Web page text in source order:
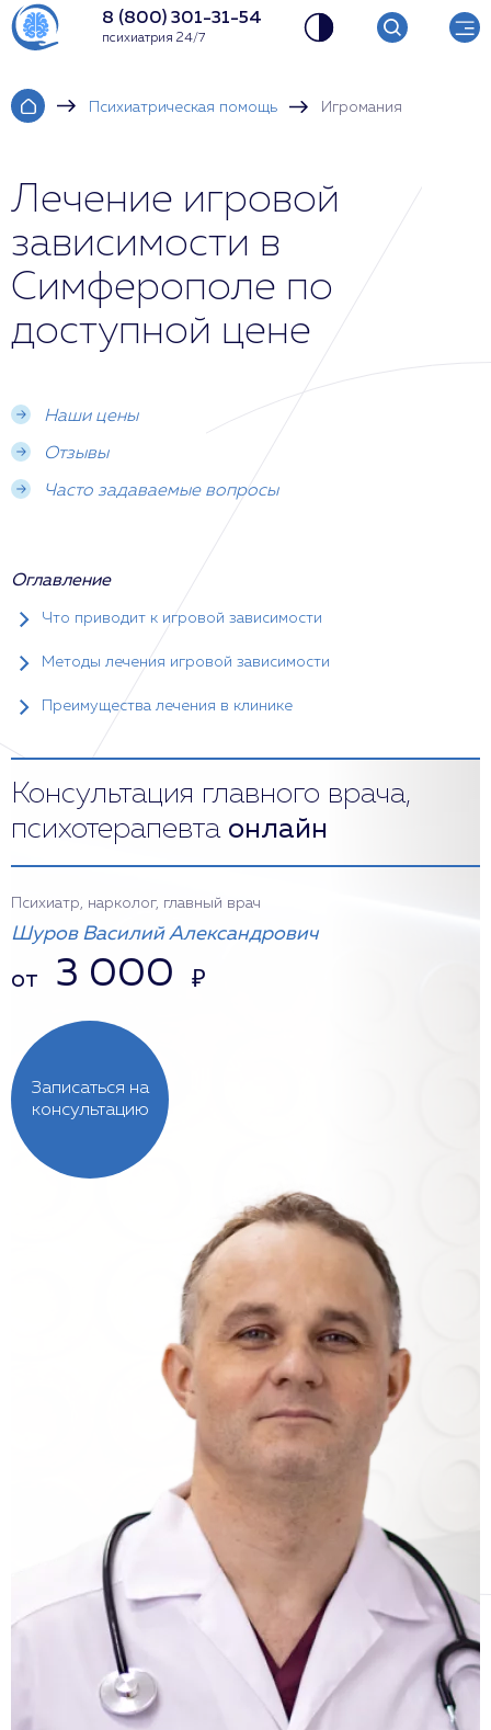
8 (800) 301-31-54
психиатрия 24/7
Психиатрическая помощь Игромания
Лечение игровой
зависимости в
Симферополе по
доступной цене
Наши цены
Отзывы
Часто задаваемые вопросы
Оглавление
Что приводит к игровой зависимости
Методы лечения игровой зависимости
Преимущества лечения в клинике
Консультация главного врача,
психотерапевта онлайн
Записаться на
консультацию
Психиатр, нарколог, главный врач
Шуров Василий Александрович
от 3 000 ₽